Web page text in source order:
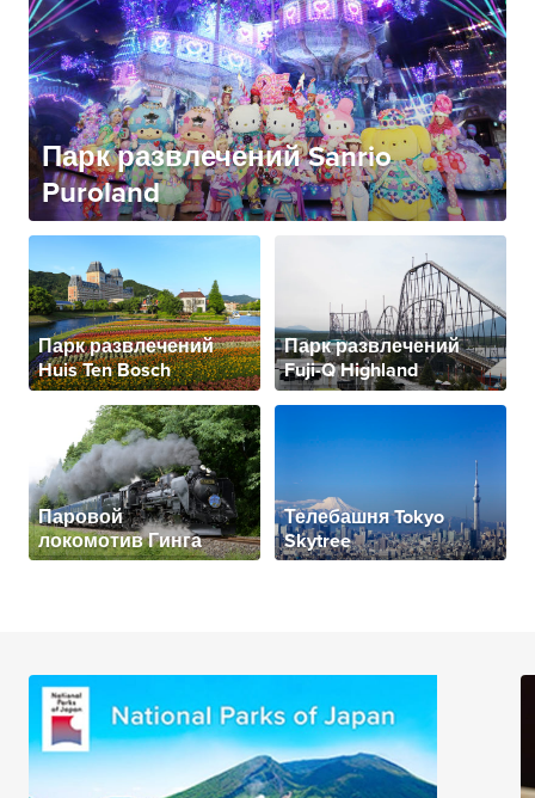
Парк развлечений Sanrio
Puroland
Парк развлечений
Huis Ten Bosch
Парк развлечений
Fuji-Q Highland
Паровой
локомотив Гинга
Телебашня Tokyo
Skytree